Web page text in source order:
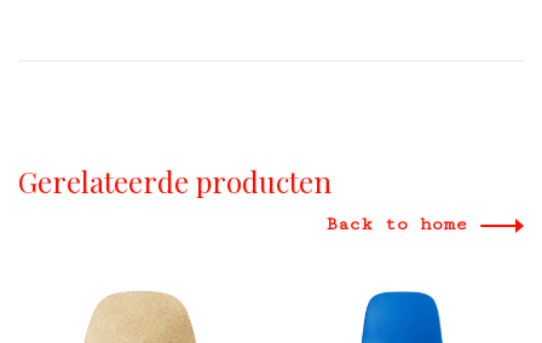
Gerelateerde producten
Back to home